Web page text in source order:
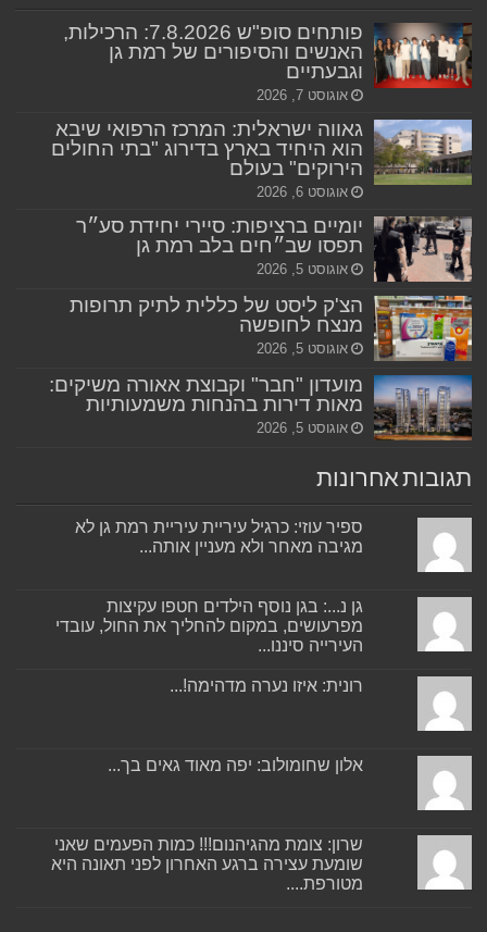
פותחים סופ"ש 7.8.2026: הרכילות,
האנשים והסיפורים של רמת גן
וגבעתיים
אוגוסט 7, 2026
גאווה ישראלית: המרכז הרפואי שיבא
הוא היחיד בארץ בדירוג "בתי החולים
הירוקים" בעולם
אוגוסט 6, 2026
יומיים ברציפות: סיירי יחידת סע״ר
תפסו שב״חים בלב רמת גן
אוגוסט 5, 2026
הצ'ק ליסט של כללית לתיק תרופות
מנצח לחופשה
אוגוסט 5, 2026
מועדון "חבר" וקבוצת אאורה משיקים:
מאות דירות בהנחות משמעותיות
אוגוסט 5, 2026
תגובות אחרונות
ספיר עוזי: כרגיל עיריית עיריית רמת גן לא
מגיבה מאחר ולא מעניין אותה...
גן נ...: בגן נוסף הילדים חטפו עקיצות
מפרעושים, במקום להחליך את החול, עובדי
העירייה סיננו...
רונית: איזו נערה מדהימה!...
אלון שחומולוב: יפה מאוד גאים בך...
שרון: צומת מהגיהנום!!! כמות הפעמים שאני
שומעת עצירה ברגע האחרון לפני תאונה היא
מטורפת....